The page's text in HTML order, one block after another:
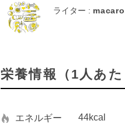
ライター :
栄養情報（1人あた
エネルギー 44kcal